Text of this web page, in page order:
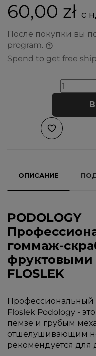
60,00 zł с
После покупки вы
program.
Spend to get free
ОПИСАНИЕ
PODOLOGY
гоммаж-
фруктовыми
FLOSLEK
Профессиональный
Floslek Podology -
пемзе и грубым
отшелушивающим
рекомендуется для